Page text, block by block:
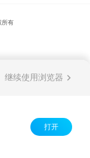
操控。当最终BOSS
老师，怪物学院的师
所有
继续使用浏览器
打开